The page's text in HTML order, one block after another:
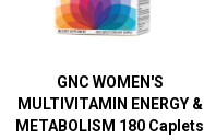
GNC WOMEN'S
MULTIVITAMIN ENERGY &
METABOLISM 180 Caplets